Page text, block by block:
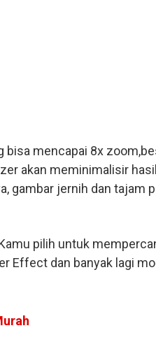
bisa mencapai 8x
akan meminimalisir
gambar jernih dan tajam
pilih untuk
Effect dan banyak lagi